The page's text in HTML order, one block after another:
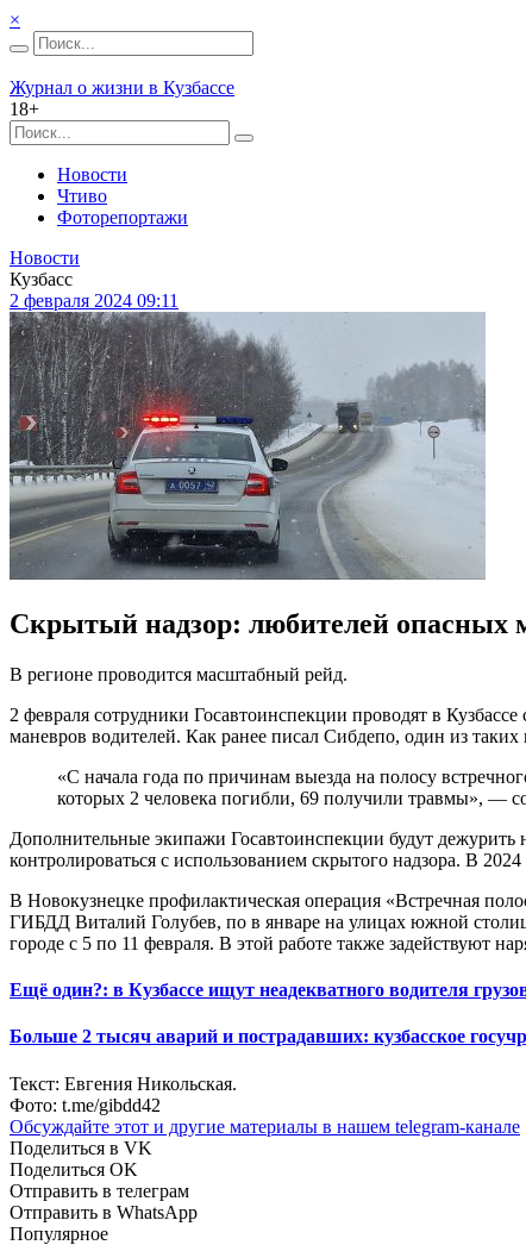
×
Журнал о жизни в Кузбассе
18+
Новости
Чтиво
Фоторепортажи
Новости
Кузбасс
2 февраля 2024 09:11
Скрытый надзор: любителей опасных
В регионе проводится масштабный рейд.
2 февраля сотрудники Госавтоинспекции проводят в
маневров водителей. Как ранее писал Сибдепо, один из таких
«С начала года по причинам выезда на полосу
которых 2 человека погибли, 69 получили травмы», —
Дополнительные экипажи Госавтоинспекции будут дежурить
контролироваться с использованием скрытого надзора. В
В Новокузнецке профилактическая операция «Встречная
ГИБДД Виталий Голубев, по в январе на улицах южной
городе с 5 по 11 февраля. В этой работе также задействуют
Ещё один?: в Кузбассе ищут неадекватного водителя
Больше 2 тысяч аварий и пострадавших: кузбасское
Текст: Евгения Никольская.
Фото: t.me/gibdd42
Обсуждайте этот и другие материалы в нашем telegram-канале
Поделиться в VK
Поделиться OK
Отправить в телеграм
Отправить в WhatsApp
Популярное